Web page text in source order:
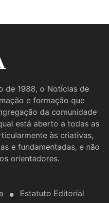
de 1988, o Notícias de
e formação que
da comunidade
está aberto a todas as
às criativas,
e fundamentadas, e não
orientadores.
Estatuto Editorial